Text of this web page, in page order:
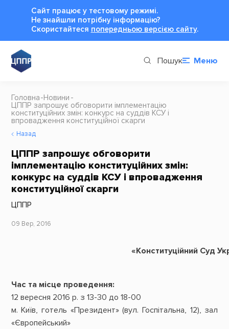
Сайт працює у тестовому режимі.
Не знайшли потрібну інформацію?
Cкористайтеся попередньою версією сайту.
Пошук Меню
Головна Новини
ЦППР запрошує обговорити імплементацію
конституційних змін: конкурс на суддів КСУ і
впровадження конституційної скарги
Назад
ЦППР запрошує обговорити
імплементацію конституційних змін:
конкурс на суддів КСУ і впровадження
конституційної скарги
ЦППР
09 Вер, 2016
«Конституційний Суд
Час та місце проведення:
12 вересня 2016 р. з 13-30 до 18-00
м. Київ, готель «Президент» (вул. Госпітальна, 12), зал
«Європейський»